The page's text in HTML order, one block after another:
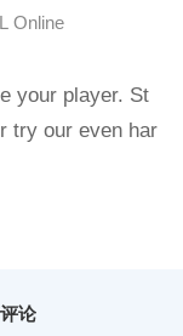
Online
your player. St
try our even har
论